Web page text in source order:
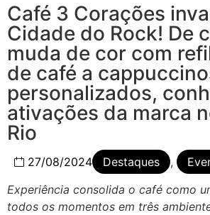
Café 3 Corações
Cidade do Rock! De
muda de cor com
de café a
personalizados,
ativações da marca
Rio
27/08/2024 Destaques ,
Experiência consolida o café como
todos os momentos em três